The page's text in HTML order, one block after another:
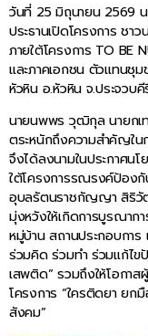
วันที่ 25 มิถุนายน 2569
ประธานเปิดโครงการ ชา
ภายใต้โครงการ TO BE
และภาคเอกชน ตัวแทนชุม
หัวหิน อ.หัวหิน จ.ประจวบ
นายนพพร วุฒิกุล นายกเ
ตระหนักถึงความสำคัญใน
จึงได้ลงนามในประกาศน
ใต้โครงการรณรงค์ป้อง
อุบลรัตนราชกัญญา สิริวั
มุ่งหวังให้เกิดการบูรณา
หมู่บ้าน สถานประกอบการ
ร่วมคิด ร่วมทำ ร่วมแก้ไข
เสพติด” รวมถึงให้โอกา
โครงการ “ใครติดยา ยก
สังคม”